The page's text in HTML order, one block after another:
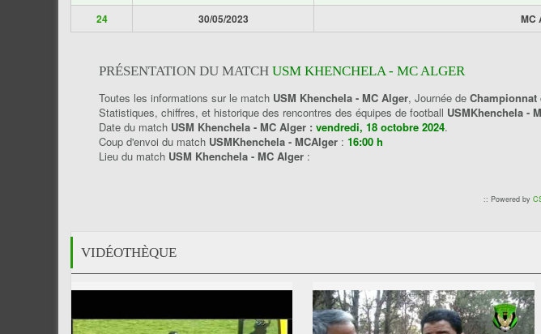
24
30/05/2023 MC
PRÉSENTATION DU MATCH USM KHENCHELA - MC ALGER
Toutes les informations sur le match USM Khenchela - MC Alger, Journée de Championnat
Statistiques, chiffres, et historique des rencontres des équipes de football USMKhenchela -
Date du match USM Khenchela - MC Alger : vendredi, 18 octobre 2024.
Coup d'envoi du match USMKhenchela - MCAlger : 16:00 h
Lieu du match USM Khenchela - MC Alger :
:: Powered by
VIDÉOTHÈQUE